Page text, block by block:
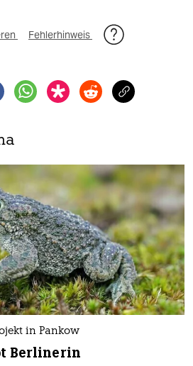
Fehlerhinweis
in Pankow
Berlinerin